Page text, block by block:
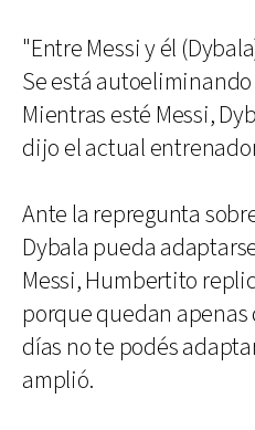
"Entre Messi y él
Se está
Mientras esté Messi,
dijo el actual
Ante la repregunta
Dybala pueda
Messi, Humbertito
porque quedan apenas
días no te podés
amplió.